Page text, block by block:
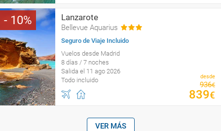
10 Lanzarote
Bellevue Aquarius
Seguro de Viaje Incluido
Vuelos desde Madrid
8 días / 7 noches
Salida el 11 ago 2026
Todo incluido
desde
936€
839€
VER MÁS